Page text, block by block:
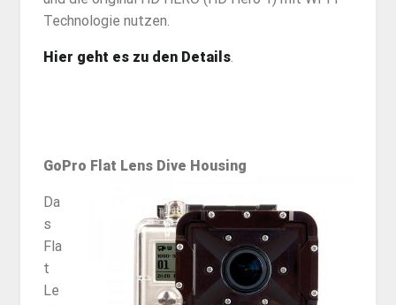
Technologie nutzen.
Hier geht es zu den Details.
GoPro Flat Lens Dive Housing
Da
s
Fla
t
Le